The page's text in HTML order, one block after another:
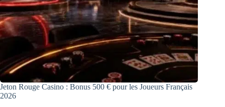
Jeton Rouge Casino : Bonus 500 € pour les Joueurs Français
2026